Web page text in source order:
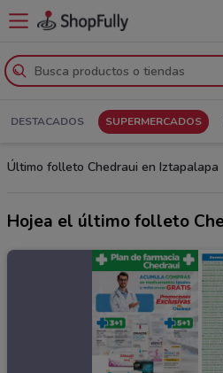
DESTACADOS SUPERMERCADOS
Último folleto Chedraui en Iztapalapa
Hojea el último folleto